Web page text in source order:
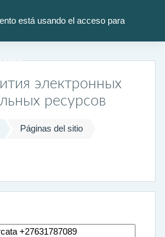
está usando el acceso para
)
электронных
ресурсов
Páginas del sitio